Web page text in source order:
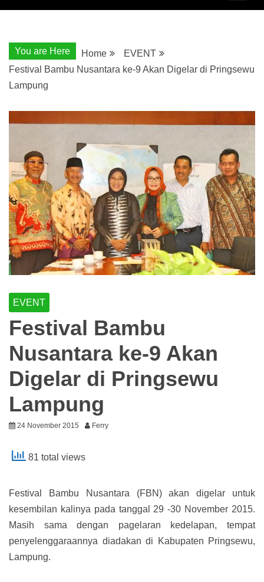
You are Here Home
EVENT
Festival Bambu Nusantara ke-9 Akan Digelar di Pringsewu
Lampung
EVENT
Festival Bambu
Nusantara ke-9 Akan
Digelar di Pringsewu
Lampung
24 November 2015 Ferry
81 total views
Festival Bambu Nusantara (FBN) akan digelar untuk
kesembilan kalinya pada tanggal 29 -30 November 2015.
Masih sama dengan pagelaran kedelapan, tempat
penyelenggaraannya diadakan di Kabupaten Pringsewu,
Lampung.